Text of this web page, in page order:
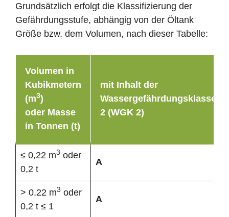
Grundsätzlich erfolgt die Klassifizierung der
Gefährdungsstufe, abhängig von der Öltank
Größe bzw. dem Volumen, nach dieser Tabelle:
Volumen in
Kubikmetern
(m3)
oder Masse
in Tonnen (t)
mit Inhalt der
Wassergefährdungsklasse
2 (WGK 2)
≤ 0,22 m3 oder
0,2 t
A
> 0,22 m3 oder
0,2 t ≤ 1
A